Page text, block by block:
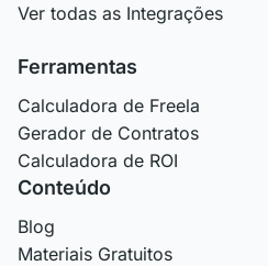
Ver todas as Integrações
Ferramentas
Calculadora de Freela
Gerador de Contratos
Calculadora de ROI
Conteúdo
Blog
Materiais Gratuitos